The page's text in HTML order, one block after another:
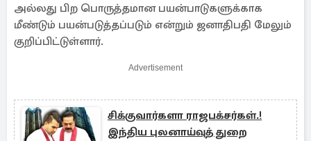
அல்லது பிற பொருத்தமான பயன்பாடுகளுக்காக
மீண்டும் பயன்படுத்தப்படும் என்றும் ஜனாதிபதி மேலும்
குறிப்பிட்டுள்ளார்.
Advertisement
சிக்குவார்களா ராஜபக்சர்கள்.!
இந்திய புலனாய்வுத் துறை